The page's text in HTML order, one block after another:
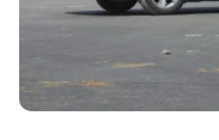
23 °